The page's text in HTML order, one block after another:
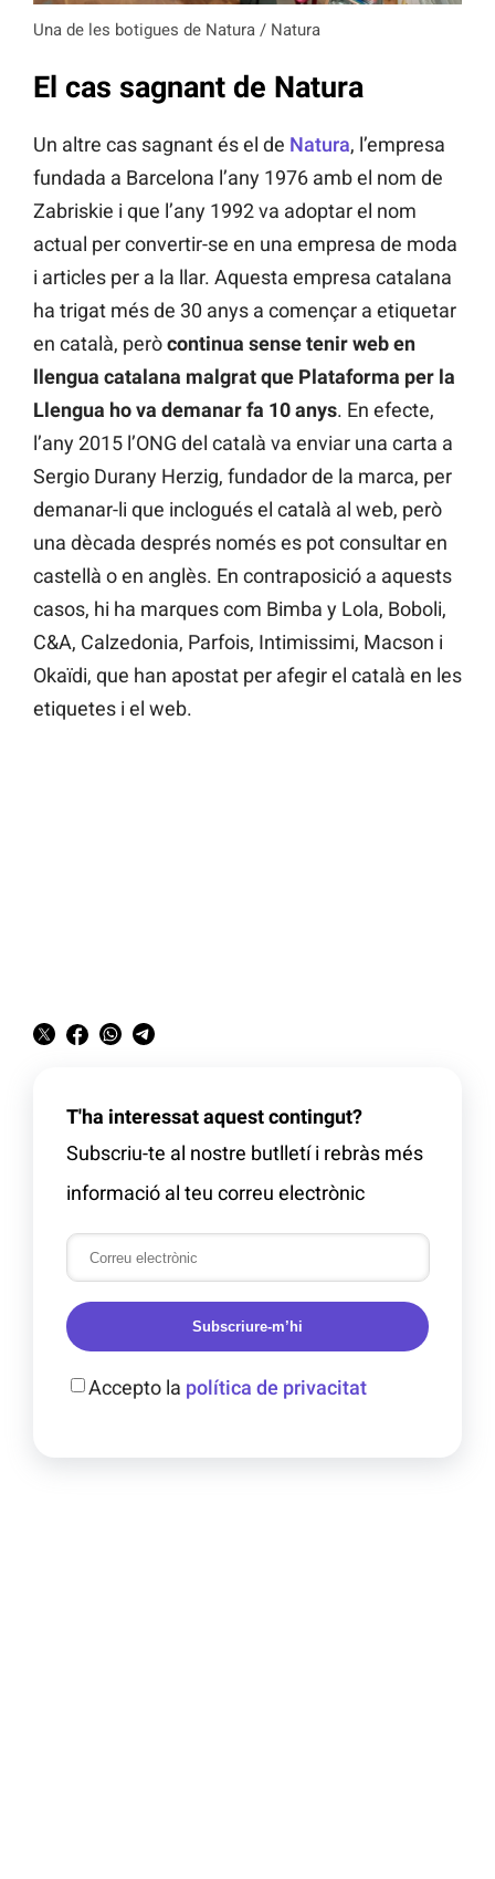
Una de les botigues de Natura / Natura
El cas sagnant de Natura
Un altre cas sagnant és el de Natura, l’empresa
fundada a Barcelona l’any 1976 amb el nom de
Zabriskie i que l’any 1992 va adoptar el nom
actual per convertir-se en una empresa de moda
i articles per a la llar. Aquesta empresa catalana
ha trigat més de 30 anys a començar a etiquetar
en català, peròcontinua sense tenir web en
llengua catalana malgrat que Plataforma per la
Llengua ho va demanar fa 10 anys. En efecte,
l’any 2015 l’ONG del català va enviar una carta a
Sergio Durany Herzig, fundador de la marca, per
demanar-li que inclogués el català al web, però
una dècada després només es pot consultar en
castellà o en anglès. En contraposició a aquests
casos, hi ha marques com Bimba y Lola, Boboli,
C&A, Calzedonia, Parfois, Intimissimi, Macson i
Okaïdi, que han apostat per afegir el català en les
etiquetes i el web.
T'ha interessat aquest contingut?
Subscriu-te al nostre butlletí i rebràs més
informació al teu correu electrònic
Subscriure-m’hi
Accepto la política de privacitat